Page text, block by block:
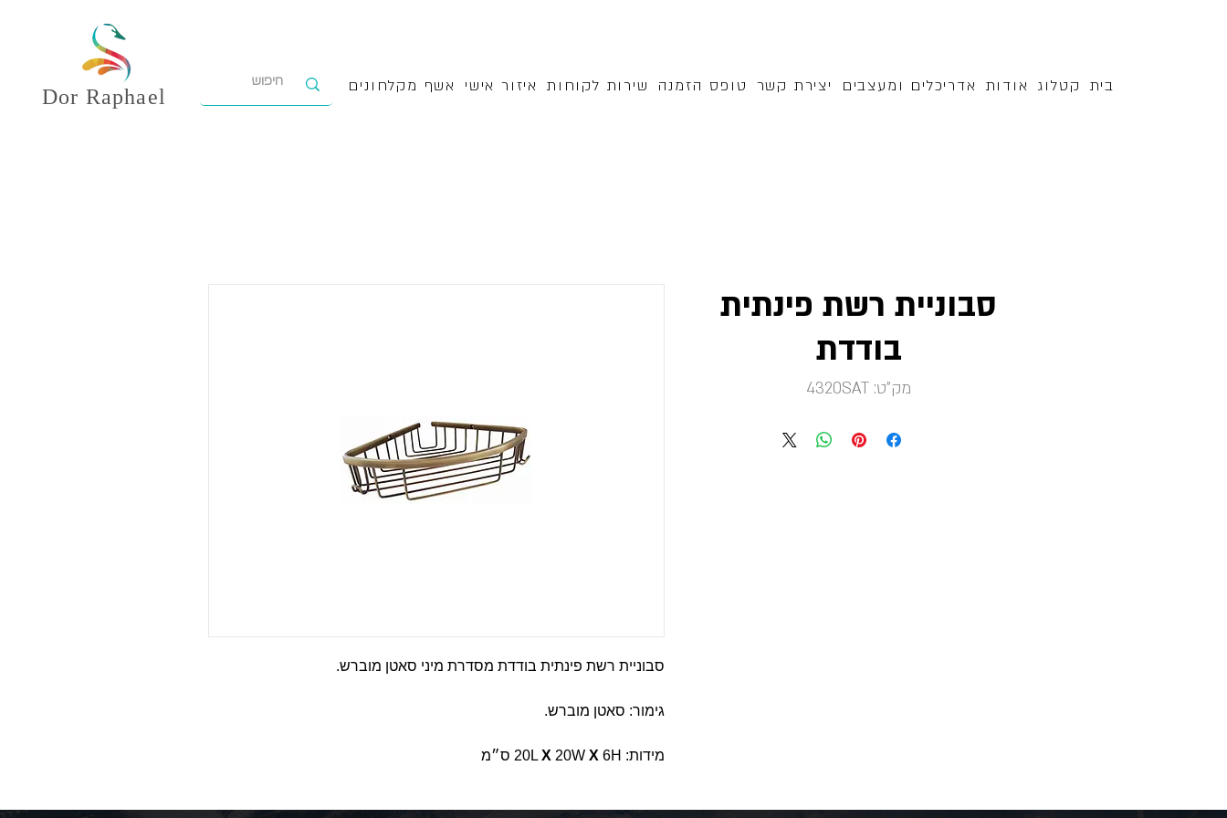
Dor Raphael בית קטלוג אודות אדריכלים ומעצבים יצירת קשר טופס הזמנה שירות לקוחות איזור אישי אשף מקלחונים
סבוניית רשת פינתית בודדת מסדרת מיני סאטן מוברש.
גימור: סאטן מוברש.
מידות: 20L X 20W X 6H ס״מ
סבוניית רשת פינתית
בודדת
מק"ט: 4320SAT